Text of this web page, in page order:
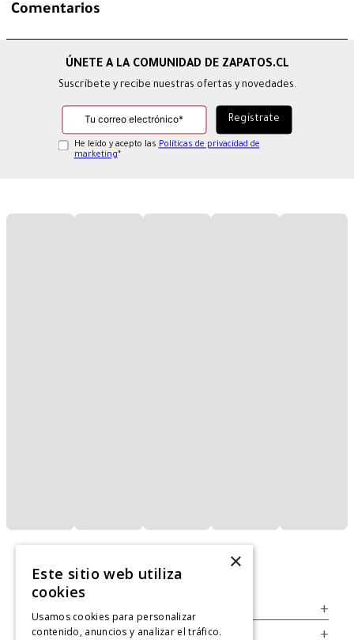
Comentarios
Suscríbete y recibe nuestras ofertas y novedades.
He leído y acepto las Políticas de privacidad de
marketing*
+
Legal +
×
Este sitio web utiliza
cookies
Usamos cookies para personalizar
contenido, anuncios y analizar el tráfico.